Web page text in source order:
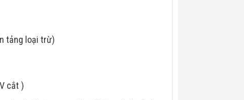
/ nền tảng loại trừ)
cắt )